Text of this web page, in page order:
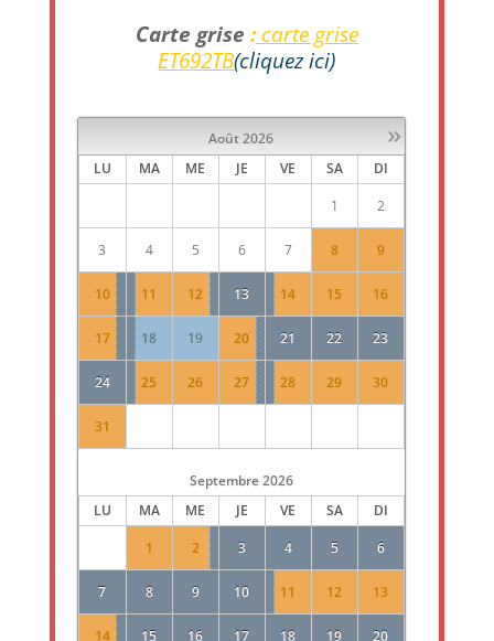
Carte grise : carte grise
ET692TB(cliquez ici)
»
Août 2026
LU
MA ME JE VE SA
DI
1
2
3 4 5 6 7 8 9
10 11 12 13 14 15 16
17 18 19 20 21 22 23
24 25 26 27 28 29 30
31
Septembre2026
LU
MA ME JE VE SA
DI
1
2 3 4 5 6
7 8 9 10 11 12 13
14 15 16 17 18 19 20